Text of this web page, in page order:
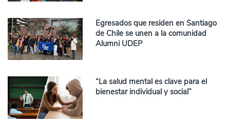
Egresados que residen en Santiago
de Chile se unen a la comunidad
Alumni UDEP
“La salud mental es clave para el
bienestar individual y social”